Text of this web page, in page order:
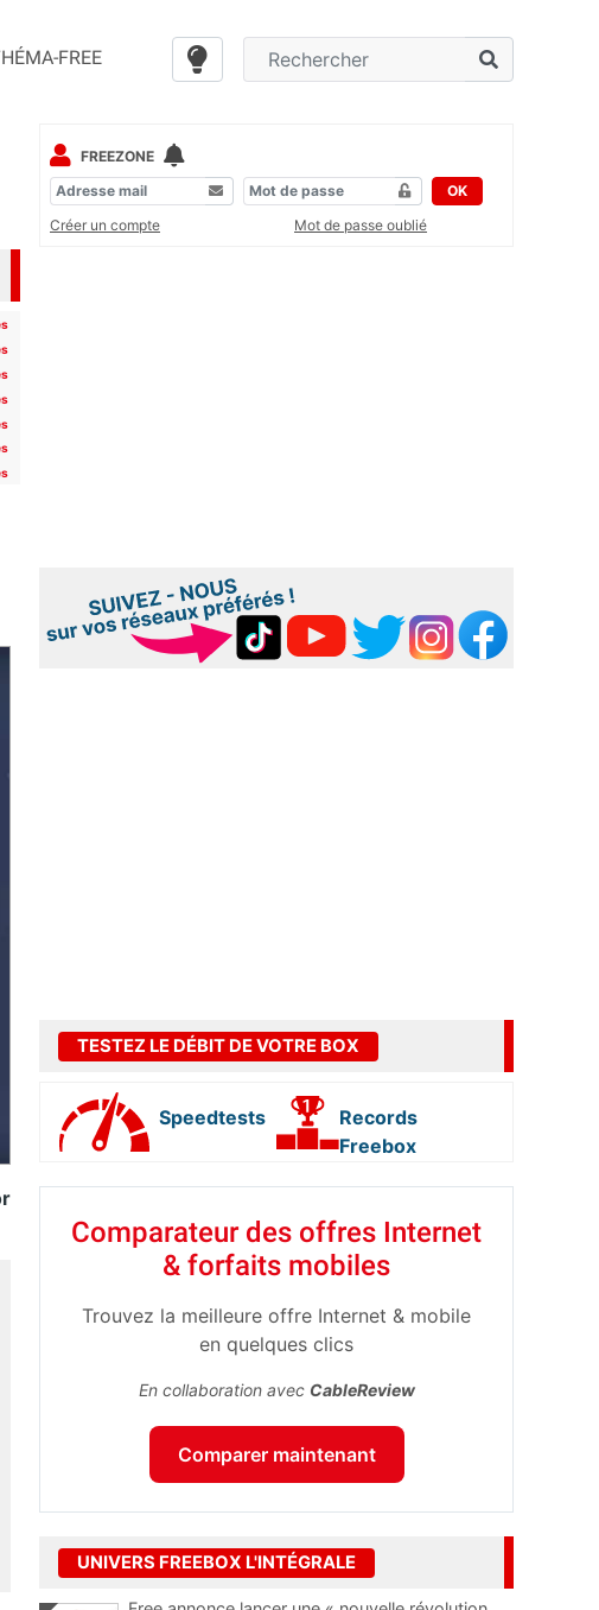
FREE
FREEZONE
OK
Créer un compte
Mot de passe oublié
TESTEZ LE DÉBIT DE VOTRE BOX
Speedtests
Records
Freebox
Comparateur des offres Internet
& forfaits mobiles
Trouvez la meilleure offre Internet & mobile
en quelques clics
En collaboration avec CableReview
Comparer maintenant
UNIVERS FREEBOX L'INTÉGRALE